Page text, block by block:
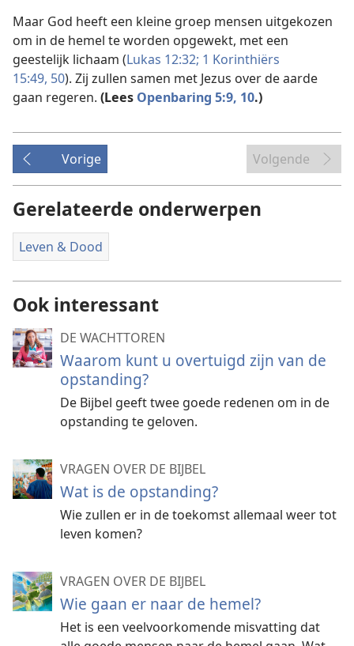
Maar God heeft een kleine groep mensen uitgekozen
om in de hemel te worden opgewekt, met een
geestelijk lichaam (Lukas 12:32; 1 Korinthiërs
15:49, 50). Zij zullen samen met Jezus over de aarde
gaan regeren. (Lees Openbaring 5:9, 10.)
Vorige Volgende
Gerelateerde onderwerpen
Leven & Dood
Ook interessant
DE WACHTTOREN
Waarom kunt u overtuigd zijn van de
opstanding?
De Bijbel geeft twee goede redenen om in de
opstanding te geloven.
VRAGEN OVER DE BIJBEL
Wat is de opstanding?
Wie zullen er in de toekomst allemaal weer tot
leven komen?
VRAGEN OVER DE BIJBEL
Wie gaan er naar de hemel?
Het is een veelvoorkomende misvatting dat